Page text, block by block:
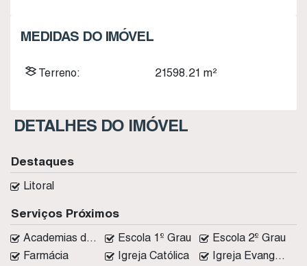
MEDIDAS DO IMÓVEL
Terreno: 21598.21 m²
DETALHES DO IMÓVEL
Serviços Próximos
Academias de ginástica Escola 1º Grau
Escola 2º Grau
Farmácia
Igreja Católica
Igreja Evangélica
Destaques
Litoral